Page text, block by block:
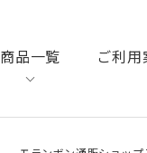
商品一覧 ご利用